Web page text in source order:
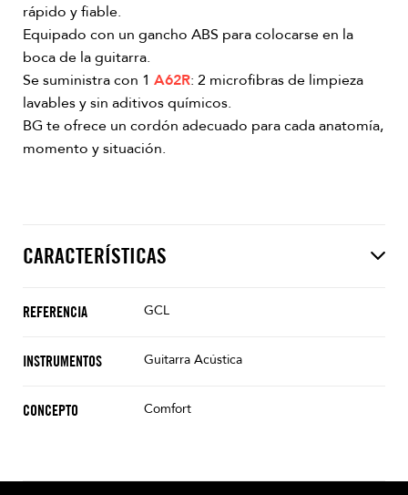
rápido y fiable.
Equipado con un gancho ABS para colocarse en la
boca de la guitarra.
Se suministra con 1 A62R: 2 microfibras de limpieza
lavables y sin aditivos químicos.
BG te ofrece un cordón adecuado para cada anatomía,
momento y situación.
CARACTERÍSTICAS
REFERENCIA GCL
INSTRUMENTOS Guitarra Acústica
CONCEPTO Comfort